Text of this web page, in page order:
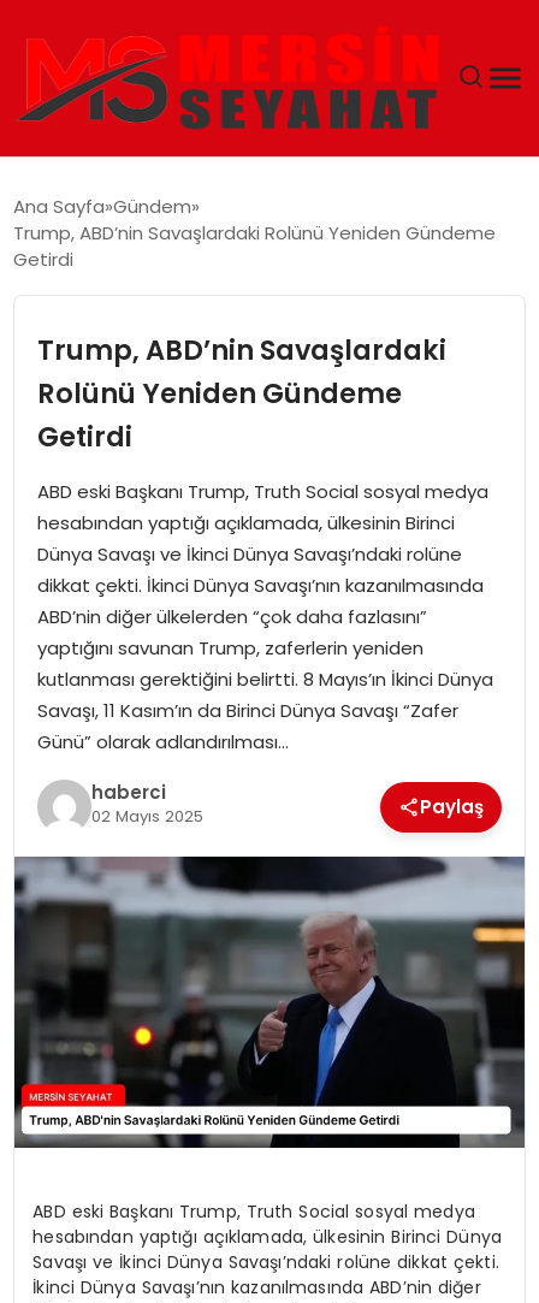
EKONOMI
TEKNOLOJI
GÜNCEL
Ana Sayfa Gündem
Trump, ABD’nin Savaşlardaki Rolünü Yeniden Gündeme
Getirdi
Trump, ABD’nin Savaşlardaki
Rolünü Yeniden Gündeme
Getirdi
ABD eski Başkanı Trump, Truth Social sosyal medya
hesabından yaptığı açıklamada, ülkesinin Birinci
Dünya Savaşı ve İkinci Dünya Savaşı’ndaki rolüne
dikkat çekti. İkinci Dünya Savaşı’nın kazanılmasında
ABD’nin diğer ülkelerden “çok daha fazlasını”
yaptığını savunan Trump, zaferlerin yeniden
kutlanması gerektiğini belirtti. 8 Mayıs’ın İkinci Dünya
Savaşı, 11 Kasım’ın da Birinci Dünya Savaşı “Zafer
Günü” olarak adlandırılması…
haberci
02 Mayıs 2025 Paylaş
ABD eski Başkanı Trump, Truth Social sosyal medya
hesabından yaptığı açıklamada, ülkesinin Birinci Dünya
Savaşı ve İkinci Dünya Savaşı’ndaki rolüne dikkat çekti.
İkinci Dünya Savaşı’nın kazanılmasında ABD’nin diğer